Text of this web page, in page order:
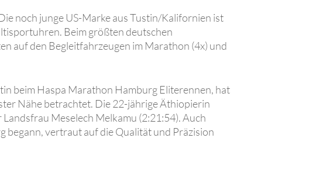
noch junge US-Marke aus Tustin/Kalifornien ist
Beim größten deutschen
auf den Begleitfahrzeugen im Marathon (4x) und
beim Haspa Marathon Hamburg Eliterennen, hat
Nähe betrachtet. Die 22-jährige Äthiopierin
Meselech Melkamu (2:21:54). Auch
begann, vertraut auf die Qualität und Präzision